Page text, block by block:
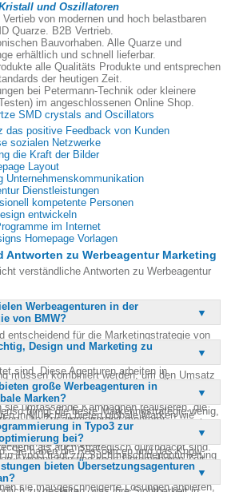
und Oszillatoren
Vertieb von modernen und hoch belastbaren
Quarze. B2B Vertrieb.
Bauvorhaben. Alle Quarze und
erhältlich und schnell lieferbar.
alle Qualitäts Produkte und entsprechen
der heutigen Zeit.
bei Petermann-Technik oder kleinere
im angeschlossenen Online Shop.
SMD crystals and Oscillators
das positive Feedback von Kunden
sozialen Netzwerke
die Kraft der Bilder
Layout
Unternehmenskommunikation
Dienstleistungen
kompetente Personen
entwickeln
im Internet
Homepage Vorlagen
Antworten zu Werbeagentur Marketing
verständliche Antworten zu Werbeagentur
Werbeagenturen in der
von BMW?
entscheidend für die Marketingstrategie von
Präsenz der Marke maximieren. Sie
Werbekonzepte und exklusive Strategien,
sind. Diese Agenturen arbeiten in
zusammen, um sicherzustellen, dass
Medien präsent ist. Durch den Einsatz
sie umfassende Kampagnen realisieren, die
Die Zusammenarbeit mehrerer
ermöglicht es, innovative und
zu entwickeln.
Design und Marketing zu
müssen kombiniert werden, um den Umsatz
zu verbessern. Ein
allein reicht nicht aus, wenn das Marketing
bringt die beste Marketingstrategie wenig,
überzeugt. Gute Werbeagenturen verstehen
um Kampagnen zu schaffen, die
als auch strategisch durchdacht sind.
Ergebnissen und spart Unternehmen Zeit
große Werbeagenturen in
Marken?
in München bieten globale Marken wie
internationale Netzwerke zu verfügen. Diese
Werbekonzepte entwickeln, die in allen
Sie haben die Ressourcen und das Know-
Kampagnen zu realisieren, die die
stärken. Durch ihre Erfahrung und
sie maßgeschneiderte Lösungen anbieten,
in Typo3 zur
bei?
in Typo3 trägt zur Suchmaschinenoptimierung
erstellt, die den aktuellen technischen
Typo3 ermöglicht es, Webseiten
bieten Übersetzungsagenturen